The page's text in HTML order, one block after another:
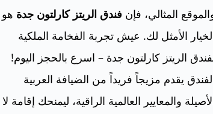
المثالي، فإن فندق الريتز كارلتون جدة هو
الأمثل لك. عيش تجربة الفخامة الملكية
الريتز كارلتون جدة – اسرع بالحجز اليوم!
يقدم مزيجاً فريداً من الضيافة العربية
والمعايير العالمية الراقية، ليمنحك إقامة لا